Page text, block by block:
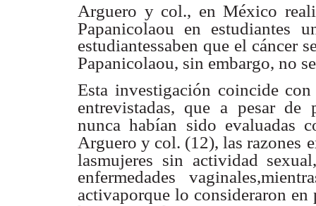
Arguero y col., en México
Papanicolaou en estudiantes
estudiantessaben que el cáncer
Papanicolaou, sin embargo, no
Esta investigación coincide
entrevistadas, que a pesar de
nunca habían sido evaluadas
Arguero y col. (12), las razones
lasmujeres sin actividad
enfermedades
activaporque lo consideraron